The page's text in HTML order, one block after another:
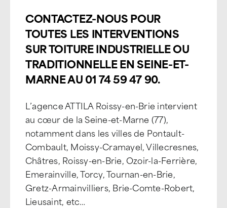
CONTACTEZ-NOUS POUR
TOUTES LES INTERVENTIONS
SUR TOITURE INDUSTRIELLE OU
TRADITIONNELLE EN SEINE-ET-
MARNE AU 01 74 59 47 90.
L’agence ATTILA Roissy-en-Brie intervient
au cœur de la Seine-et-Marne (77),
notamment dans les villes de Pontault-
Combault, Moissy-Cramayel, Villecresnes,
Châtres, Roissy-en-Brie, Ozoir-la-Ferrière,
Emerainville, Torcy, Tournan-en-Brie,
Gretz-Armainvilliers, Brie-Comte-Robert,
Lieusaint, etc…